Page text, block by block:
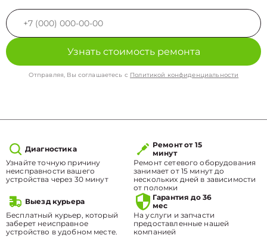
Узнать стоимость ремонта
Отправляя, Вы соглашаетесь с Политикой конфиденциальности
Диагностика
Узнайте точную причину
неисправности вашего
устройства через 30 минут
Ремонт от 15
минут
Ремонт сетевого оборудования
занимает от 15 минут до
нескольких дней в зависимости
от поломки
Выезд курьера
Бесплатный курьер, который
заберет неисправное
устройство в удобном месте.
Гарантия до 36
мес
На услуги и запчасти
предоставленные нашей
компанией